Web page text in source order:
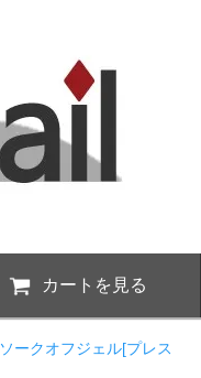
カートを見る
ソークオフジェル[プレス